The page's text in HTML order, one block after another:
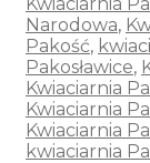
Narodowa,
Pakość,
Pakosławice,
Kwiaciarnia
Kwiaciarnia
Kwiaciarnia
kwiaciarnia